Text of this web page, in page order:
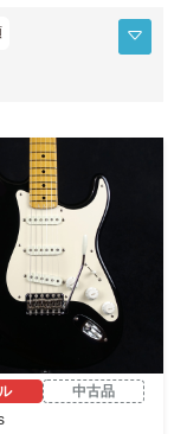
中古品